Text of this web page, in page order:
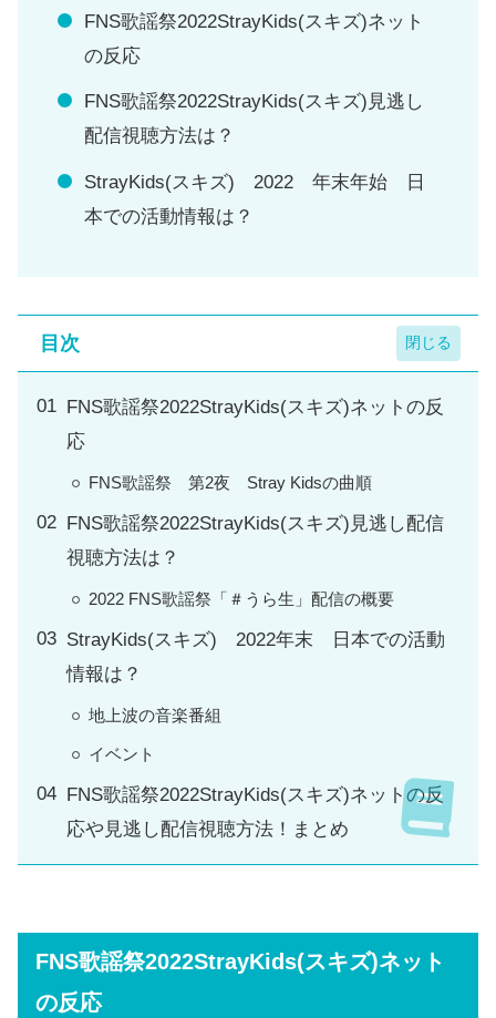
FNS歌謡祭2022StrayKids(スキズ)ネット
の反応
FNS歌謡祭2022StrayKids(スキズ)見逃し
配信視聴方法は？
StrayKids(スキズ) 2022 年末年始 日
本での活動情報は？
目次
FNS歌謡祭2022StrayKids(スキズ)ネットの反
応
FNS歌謡祭 第2夜 Stray Kidsの曲順
FNS歌謡祭2022StrayKids(スキズ)見逃し配信
視聴方法は？
2022 FNS歌謡祭「＃うら生」配信の概要
StrayKids(スキズ) 2022年末 日本での活動
情報は？
地上波の音楽番組
イベント
FNS歌謡祭2022StrayKids(スキズ)ネットの反
応や見逃し配信視聴方法！まとめ
FNS歌謡祭2022StrayKids(スキズ)ネット
の反応